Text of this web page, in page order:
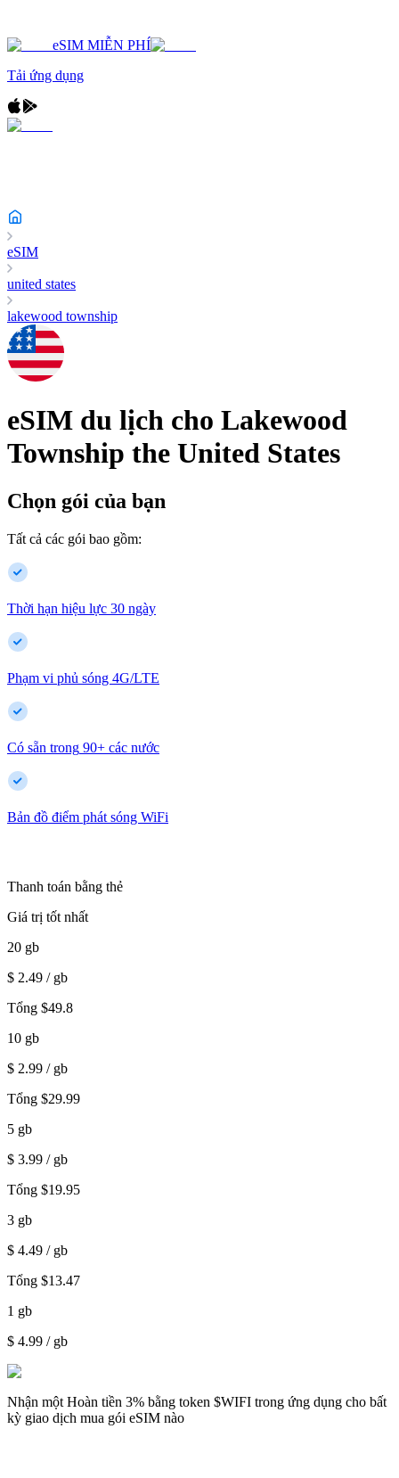
eSIM MIỄN PHÍ
Tải ứng dụng
eSIM
united states
lakewood township
eSIM du lịch cho Lakewood
Township the United States
Chọn gói của bạn
Tất cả các gói bao gồm:
Thời hạn hiệu lực 30 ngày
Phạm vi phủ sóng 4G/LTE
Có sẵn trong 90+ các nước
Bản đồ điểm phát sóng WiFi
Thanh toán bằng thẻ
Giá trị tốt nhất
20 gb
$ 2.49 / gb
Tổng $49.8
10 gb
$ 2.99 / gb
Tổng $29.99
5 gb
$ 3.99 / gb
Tổng $19.95
3 gb
$ 4.49 / gb
Tổng $13.47
1 gb
$ 4.99 / gb
Nhận một Hoàn tiền 3% bằng token $WIFI trong ứng dụng cho bất
kỳ giao dịch mua gói eSIM nào